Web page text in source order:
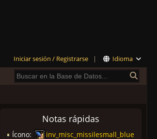
Iniciar sesión / Registrarse | Idioma
Notas rápidas
Ícono:
inv_misc_missilesmall_blue